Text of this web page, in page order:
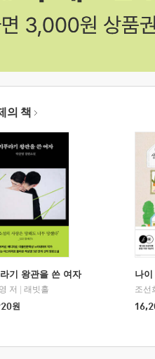
의 책
기 왕관을 쓴 여자
저
래빗홀
원
나
조선